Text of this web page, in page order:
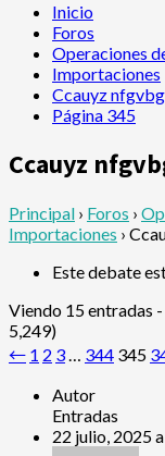
Inicio
Foros
Operaciones
Importaciones
Ccauyz nfgvbg
Página 345
Ccauyz
Principal › Foros ›
Importaciones ›
Este debate
Viendo 15 entradas
5,249)
← 1 2 3… 344 345
Autor
Entradas
22 julio, 2025